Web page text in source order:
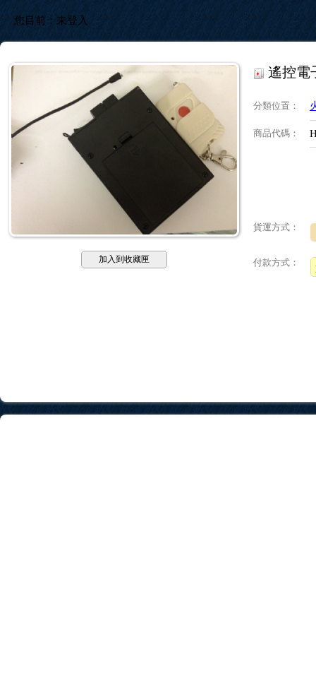
您目前： 未登入
加入到收藏匣
遙控電
分類位置 ：
商品代碼 ：
貨運方式：
付款方式：